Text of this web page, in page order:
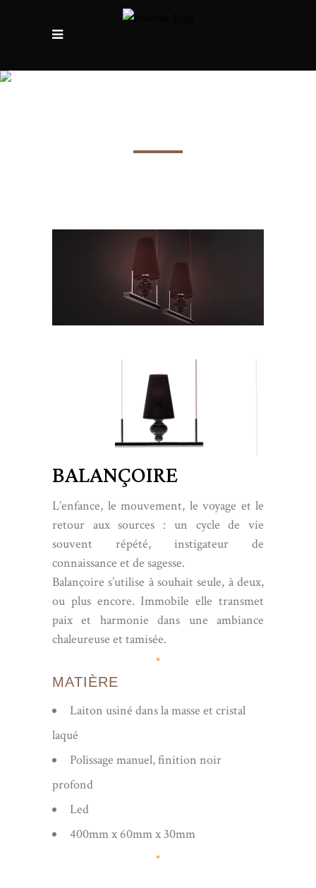
BALANÇOIRE
L’enfance, le mouvement, le voyage et le
retour aux sources : un cycle de vie
souvent répété, instigateur de
connaissance et de sagesse.
Balançoire s’utilise à souhait seule, à deux,
ou plus encore. Immobile elle transmet
paix et harmonie dans une ambiance
chaleureuse et tamisée.
MATIÈRE
Laiton usiné dans la masse et cristal
laqué
Polissage manuel, finition noir
profond
Led
400mm x 60mm x 30mm